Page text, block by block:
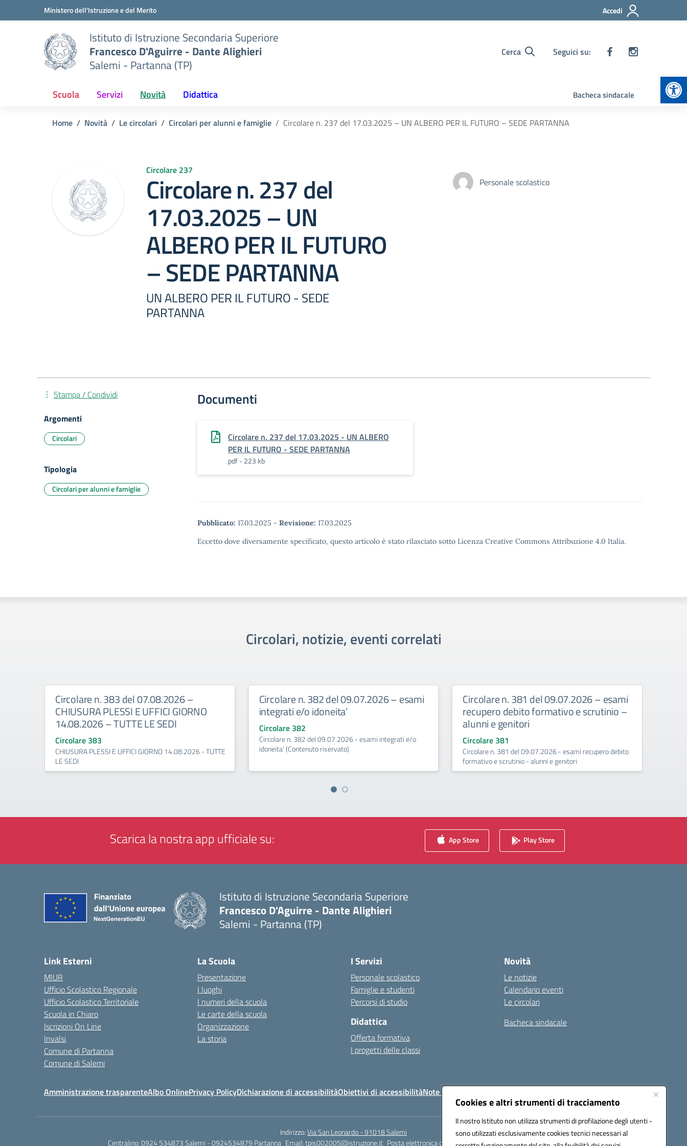
Cookies e altri strumenti di tracciamento
Il nostro Istituto non utilizza strumenti di profilazione degli utenti -
sono utilizzati esclusivamente cookies tecnici necessari al
Vai ai contenuti
Vai al menu di navigazioneMinistero dell'Istruzione e del Merito Accedi
Istituto di Istruzione Secondaria Superiore
Francesco D'Aguirre - Dante Alighieri
Salemi - Partanna (TP)
Cerca Seguici su:
Scuola Servizi Novità Didattica Bacheca sindacale
Home Novità Le circolari Circolari per alunni e famiglie Circolare n. 237 del 17.03.2025 – UN ALBERO PER IL FUTURO – SEDE PARTANNA
Circolare 237
Circolare n. 237 del
17.03.2025 – UN
ALBERO PER IL FUTURO
– SEDE PARTANNA
UN ALBERO PER IL FUTURO - SEDE
PARTANNA
Personale scolastico
Documenti
Circolare n. 237 del 17.03.2025 - UN ALBERO
PER IL FUTURO - SEDE PARTANNA
pdf - 223 kb
Pubblicato: 17.03.2025 - Revisione: 17.03.2025
Eccetto dove diversamente specificato, questo articolo è stato rilasciato sotto Licenza Creative Commons Attribuzione 4.0 Italia.
Stampa / Condividi
Argomenti
Circolari
Tipologia
Circolari per alunni e famiglie
Circolari, notizie, eventi correlati
Circolare n. 383 del 07.08.2026 –
CHIUSURA PLESSI E UFFICI GIORNO
14.08.2026 – TUTTE LE SEDI
Circolare 383
CHIUSURA PLESSI E UFFICI GIORNO 14.08.2026 - TUTTE
LE SEDI
Circolare n. 382 del 09.07.2026 – esami
integrati e/o idoneita’
Circolare 382
Circolare n. 382 del 09.07.2026 - esami integrati e/o
idoneita' (Contenuto riservato)
Circolare n. 381 del 09.07.2026 – esami
recupero debito formativo e scrutinio –
alunni e genitori
Circolare 381
Circolare n. 381 del 09.07.2026 - esami recupero debito
formativo e scrutinio - alunni e genitori
Scarica la nostra app ufficiale su: App Store Play Store
Istituto di Istruzione Secondaria Superiore
Francesco D'Aguirre - Dante Alighieri
Salemi - Partanna (TP)
Link Esterni
MIUR
Ufficio Scolastico Regionale
Ufficio Scolastico Territoriale
Scuola in Chiaro
Iscrizioni On Line
Invalsi
Comune di Partanna
Comune di Salemi
La Scuola
Presentazione
I luoghi
I numeri della scuola
Le carte della scuola
Organizzazione
La storia
I Servizi
Personale scolastico
Famiglie e studenti
Percorsi di studio
Didattica
Offerta formativa
I progetti delle classi
Novità
Le notizie
Calendario eventi
Le circolari
Bacheca sindacale
Amministrazione trasparenteAlbo OnlinePrivacy PolicyDichiarazione di accessibilitàObiettivi di accessibilitàNote legali Seguici su:
Indirizzo:Via San Leonardo - 91018 Salemi
Centralino:0924 534873 Salemi - 0924534879 Partanna Email:tpis002005@istruzione.it Posta elettronica certificata (PEC):tpis002005@pec.istruzione.it